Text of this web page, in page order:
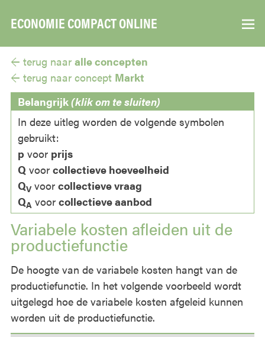
ECONOMIE COMPACT ONLINE ▼
← terug naar alle concepten
← terug naar concept Markt
Belangrijk(klik om te sluiten)
In deze uitleg worden de volgende symbolen
gebruikt:
p voor prijs
Q voorcollectieve hoeveelheid
QVvoorcollectieve vraag
QA voorcollectieve aanbod
Variabele kosten afleiden uit de
productiefunctie
De hoogte van de variabele kosten hangt van de
productiefunctie. In het volgende voorbeeld wordt
uitgelegd hoe de variabele kosten afgeleid kunnen
worden uit de productiefunctie.